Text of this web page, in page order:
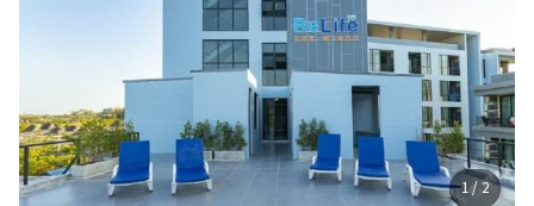
1 / 2